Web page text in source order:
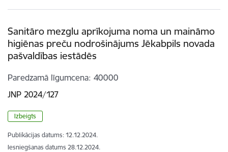
Sanitāro mezglu aprīkojuma noma un maināmo
higiēnas preču nodrošinājums Jēkabpils novada
pašvaldības iestādēs
Paredzamā līgumcena 40000
JNP 2024/127
Izbeigts
Publikācijas datums: 12.12.2024.
Iesniegšanas datums 28.12.2024.